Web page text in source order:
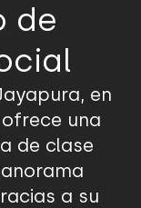
de
en
una
de clase
a su